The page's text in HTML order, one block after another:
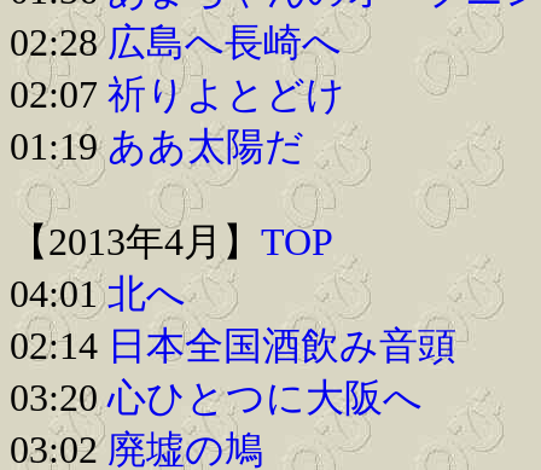
02:28広島へ長崎へ
02:07 祈りよとどけ
01:19ああ太陽だ
【2013年4月】 TOP
04:01北へ
02:14 日本全国酒飲み音頭
03:20心ひとつに大阪へ
03:02廃墟の鳩